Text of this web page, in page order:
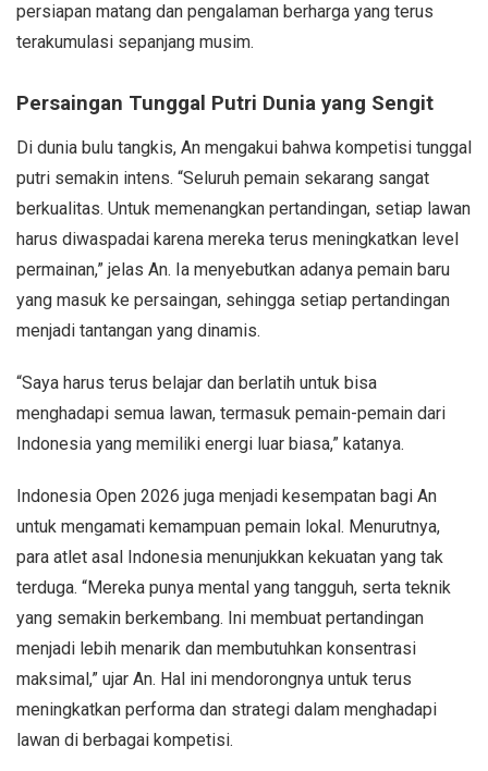
persiapan matang dan pengalaman berharga yang terus
terakumulasi sepanjang musim.
Persaingan Tunggal Putri Dunia yang Sengit
Di dunia bulu tangkis, An mengakui bahwa kompetisi tunggal
putri semakin intens. “Seluruh pemain sekarang sangat
berkualitas. Untuk memenangkan pertandingan, setiap lawan
harus diwaspadai karena mereka terus meningkatkan level
permainan,” jelas An. Ia menyebutkan adanya pemain baru
yang masuk ke persaingan, sehingga setiap pertandingan
menjadi tantangan yang dinamis.
“Saya harus terus belajar dan berlatih untuk bisa
menghadapi semua lawan, termasuk pemain-pemain dari
Indonesia yang memiliki energi luar biasa,” katanya.
Indonesia Open 2026 juga menjadi kesempatan bagi An
untuk mengamati kemampuan pemain lokal. Menurutnya,
para atlet asal Indonesia menunjukkan kekuatan yang tak
terduga. “Mereka punya mental yang tangguh, serta teknik
yang semakin berkembang. Ini membuat pertandingan
menjadi lebih menarik dan membutuhkan konsentrasi
maksimal,” ujar An. Hal ini mendorongnya untuk terus
meningkatkan performa dan strategi dalam menghadapi
lawan di berbagai kompetisi.